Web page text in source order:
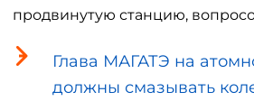
продвинутую станцию,
Глава МАГАТЭ на
должны смазывать